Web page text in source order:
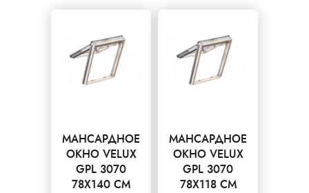
МАНСАРДНОЕ
ОКНО VELUX
GPL 3070
78X140 СМ
МАНСАРДНОЕ
ОКНО VELUX
GPL 3070
78X118 СМ